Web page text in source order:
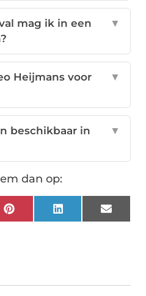
mag ik in een
▼
Heijmans voor
▼
beschikbaar in
▼
dan op:
PinterestLinkedInEmail